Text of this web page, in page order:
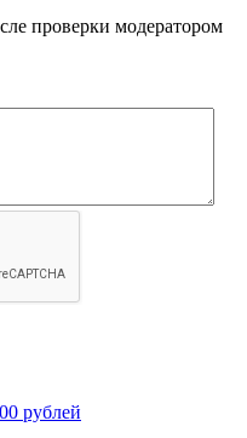
проверки модератором
рублей